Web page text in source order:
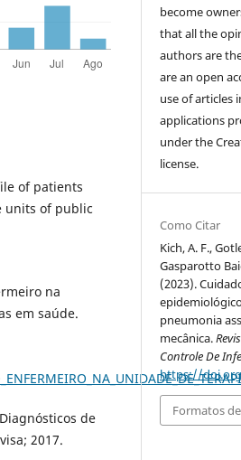
of patients
units of public
na
em saúde.
de
2017.
become
that all the
authors are
are an open
use of articles
applications
under the
license.
Como Citar
Kich, A. F.,
Gasparotto
(2023).
pneumonia
mecânica.
Controle De
https://
Formatos